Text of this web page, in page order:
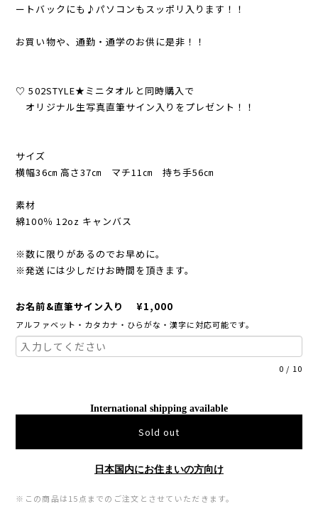
ートバックにも♪パソコンもスッポリ入ります！！
お買い物や、通勤・通学のお供に是非！！
♡ 502STYLE★ミニタオルと同時購入で
オリジナル生写真直筆サイン入りをプレゼント！！
サイズ
横幅36㎝ 高さ37㎝ マチ11㎝ 持ち手56㎝
素材
綿100％ 12oz キャンバス
※数に限りがあるのでお早めに。
※発送には少しだけお時間を頂きます。
お名前&直筆サイン入り ¥1,000
アルファベット・カタカナ・ひらがな・漢字に対応可能です。
0 / 10
International shipping available
Sold out
日本国内にお住まいの方向け
※この商品は15点までのご注文とさせていただきます。